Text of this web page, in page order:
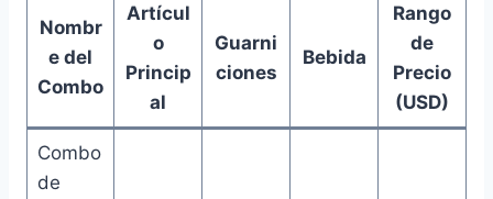
Nombr
e del
Combo
Artícul
o
Princip
al
Guarni
ciones
Bebida
Rango
de
Precio
(USD)
Combo
de